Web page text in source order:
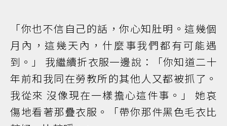
「你也不信自己的話，你心知肚明。這幾個
月內，這幾天內，什麼事我們都有可能遇
到。」 我繼續折衣服一邊說：「你知道二十
年前和我同在勞教所的其他人又都被抓了。
我從來 沒像現在一樣擔心這件事。」 她哀
傷地看著那疊衣服。「帶你那件黑色毛衣比